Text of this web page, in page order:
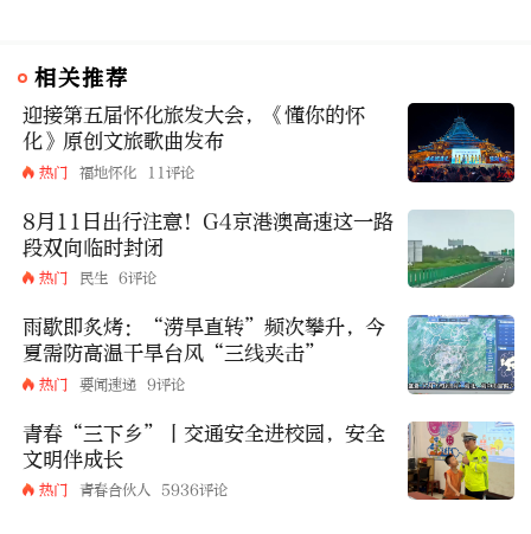
相关推荐
迎接第五届怀化旅发大会，《懂你的怀
化》原创文旅歌曲发布
热门 福地怀化 11评论
8月11日出行注意！G4京港澳高速这一路
段双向临时封闭
热门 民生 6评论
雨歇即炙烤：“涝旱直转”频次攀升，今
夏需防高温干旱台风“三线夹击”
热门 要闻速递 9评论
青春“三下乡”丨交通安全进校园，安全
文明伴成长
热门 青春合伙人 5936评论